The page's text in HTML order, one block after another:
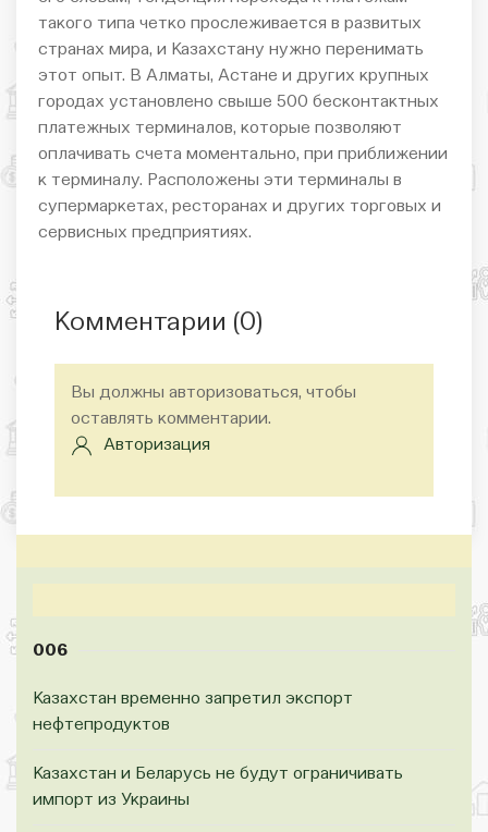
такого типа четко прослеживается в развитых
странах мира, и Казахстану нужно перенимать
этот опыт. В Алматы, Астане и других крупных
городах установлено свыше 500 бесконтактных
платежных терминалов, которые позволяют
оплачивать счета моментально, при приближении
к терминалу. Расположены эти терминалы в
супермаркетах, ресторанах и других торговых и
сервисных предприятиях.
Комментарии (0)
Вы должны авторизоваться, чтобы
оставлять комментарии.
Авторизация